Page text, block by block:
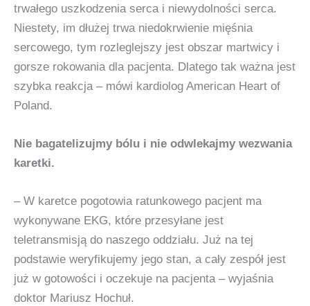
trwałego uszkodzenia serca i niewydolności serca.
Niestety, im dłużej trwa niedokrwienie mięśnia
sercowego, tym rozleglejszy jest obszar martwicy i
gorsze rokowania dla pacjenta. Dlatego tak ważna jest
szybka reakcja – mówi kardiolog American Heart of
Poland.
Nie bagatelizujmy bólu i nie odwlekajmy wezwania
karetki.
– W karetce pogotowia ratunkowego pacjent ma
wykonywane EKG, które przesyłane jest
teletransmisją do naszego oddziału. Już na tej
podstawie weryfikujemy jego stan, a cały zespół jest
już w gotowości i oczekuje na pacjenta – wyjaśnia
doktor Mariusz Hochuł.